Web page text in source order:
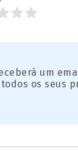
um
os seus